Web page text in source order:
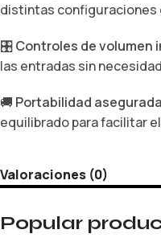
distintas configuraciones
🎛️Controles de volumen
las entradas sin
🚚 Portabilidad asegurada
equilibrado para facilitar
Valoraciones (0)
Popular